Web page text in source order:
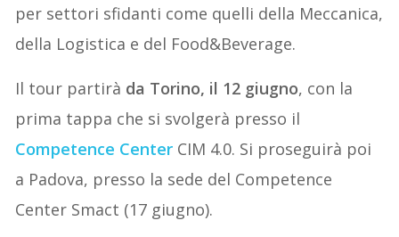
per settori sfidanti come quelli della Meccanica,
della Logistica e del Food&Beverage.
Il tour partirà da Torino, il 12 giugno, con la
prima tappa che si svolgerà presso il
Competence Center CIM 4.0. Si proseguirà poi
a Padova, presso la sede del Competence
Center Smact (17 giugno).